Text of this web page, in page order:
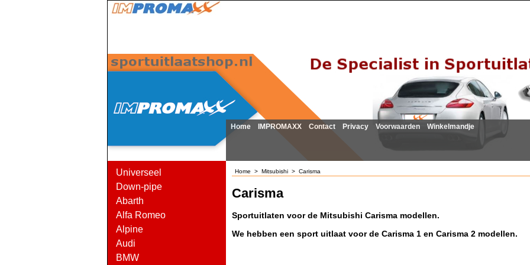
Home IMPROMAXX Contact Privacy Voorwaarden Winkelmandje
Universeel
Down-pipe
Abarth
Alfa Romeo
Alpine
Audi
BMW
Home > Mitsubishi > Carisma
Carisma
Sportuitlaten voor de Mitsubishi Carisma modellen.
We hebben een sport uitlaat voor de Carisma 1 en Carisma 2 modellen.